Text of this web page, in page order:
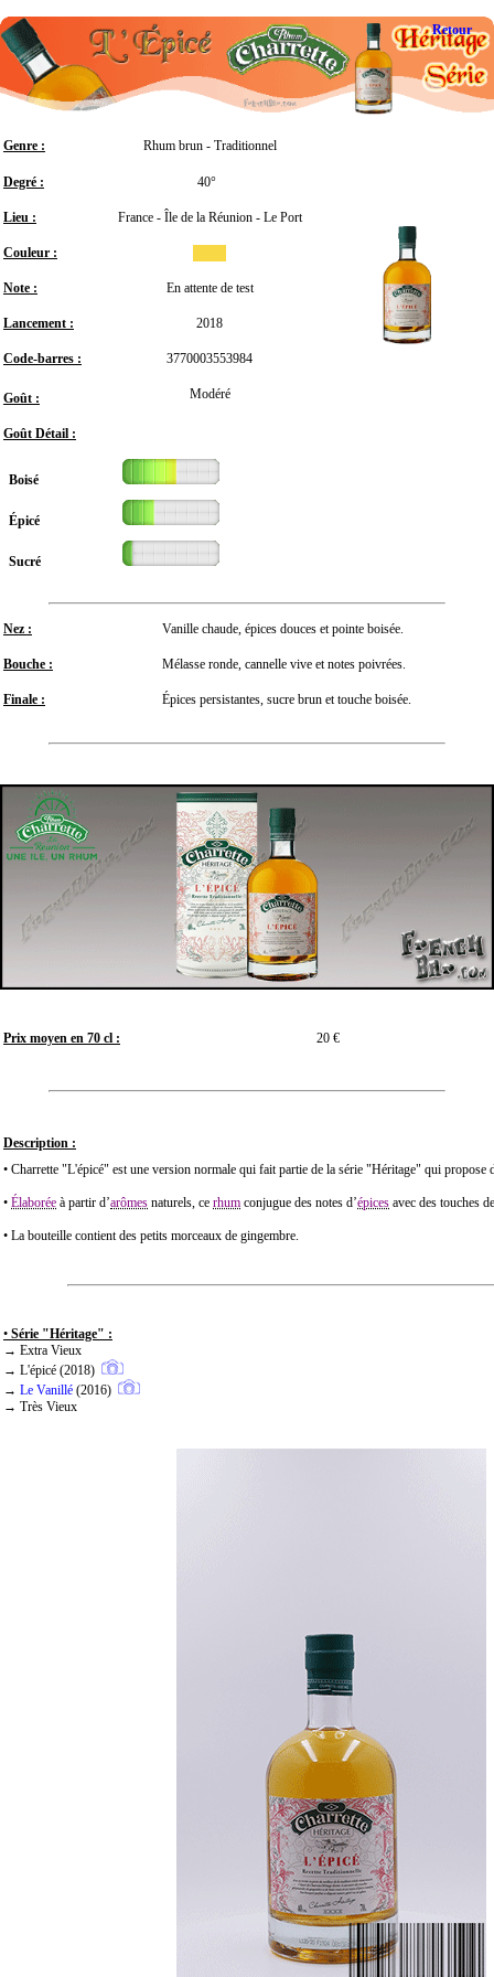
Retour
Genre : Rhum brun - Traditionnel
Degré : 40°
Lieu : France - Île de la Réunion - Le Port
Couleur :
Note : En attente de test
Lancement : 2018
Code-barres : 3770003553984
Goût : Modéré
Goût Détail :
Boisé
Épicé
Sucré
Nez : Vanille chaude, épices douces et pointe boisée.
Bouche : Mélasse ronde, cannelle vive et notes poivrées.
Finale : Épices persistantes, sucre brun et touche boisée.
Prix moyen en 70 cl : 20 €
Description :
• Charrette "L'épicé" est une version normale qui fait partie de la série "Héritage" qui propose
• Élaborée à partir d’arômes naturels, ce rhum conjugue des notes d’épices avec des touches
• La bouteille contient des petits morceaux de gingembre.
• Série "Héritage" :
→ Extra Vieux
→ L'épicé (2018)
→ Le Vanillé (2016)
→ Très Vieux